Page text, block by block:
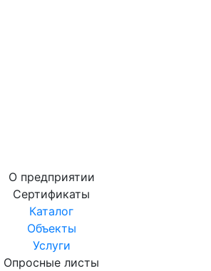
О предприятии
Сертификаты
Каталог
Объекты
Услуги
Опросные листы